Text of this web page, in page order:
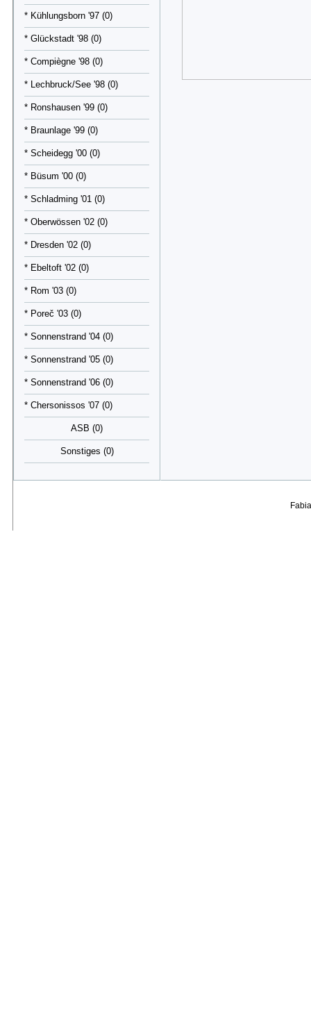
* Kühlungsborn '97 (0)
* Glückstadt '98 (0)
* Compiègne '98 (0)
* Lechbruck/See '98 (0)
* Ronshausen '99 (0)
* Braunlage '99 (0)
* Scheidegg '00 (0)
* Büsum '00 (0)
* Schladming '01 (0)
* Oberwössen '02 (0)
* Dresden '02 (0)
* Ebeltoft '02 (0)
* Rom '03 (0)
* Poreč '03 (0)
* Sonnenstrand '04 (0)
* Sonnenstrand '05 (0)
* Sonnenstrand '06 (0)
* Chersonissos '07 (0)
ASB (0)
Sonstiges (0)